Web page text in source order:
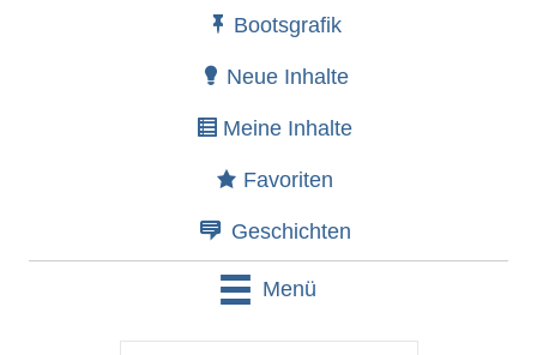
Wenn die Ergebnisse der automatischen
Bootsgrafik
Neue Inhalte
Meine Inhalte
Favoriten
Geschichten
Menü